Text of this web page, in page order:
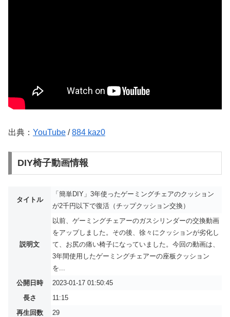
出典： YouTube /884 kaz0
DIY椅子動画情報
タイトル
「簡単DIY」3年使ったゲーミングチェアのクッション
が2千円以下で復活（チップクッション交換）
説明文
以前、ゲーミングチェアーのガスシリンダーの交換動画
をアップしました。その後、徐々にクッションが劣化し
て、お尻の痛い椅子になっていました。今回の動画は、
3年間使用したゲーミングチェアーの座板クッション
を...
公開日時
2023-01-17 01:50:45
長さ
11:15
再生回数
29